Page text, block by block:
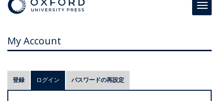
My Account
プ
ラ
登録 ログイン (アクティブなタブ)
パスワードの再設定